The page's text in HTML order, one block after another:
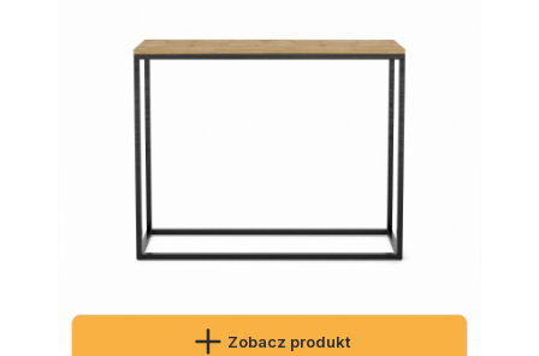
Zobacz produkt